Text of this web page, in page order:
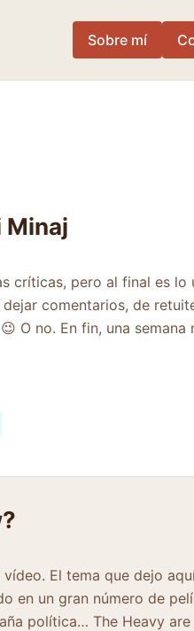
Sobre mí
Minaj
críticas, pero al final es lo
comentarios, de
O no. En fin, una semana
El tema que dejo
en un gran número de
política… The Heavy are